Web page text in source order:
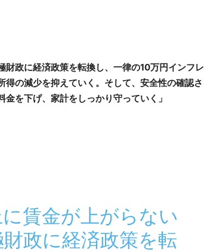
財政に経済政策を転換し、一律の10万円インフレ
の減少を抑えていく。そして、安全性の確認さ
を下げ、家計をしっかり守っていく」
賃金が上がらない
政に経済政策を転